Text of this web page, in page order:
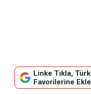
Linke Tıkla,
Favorilerine